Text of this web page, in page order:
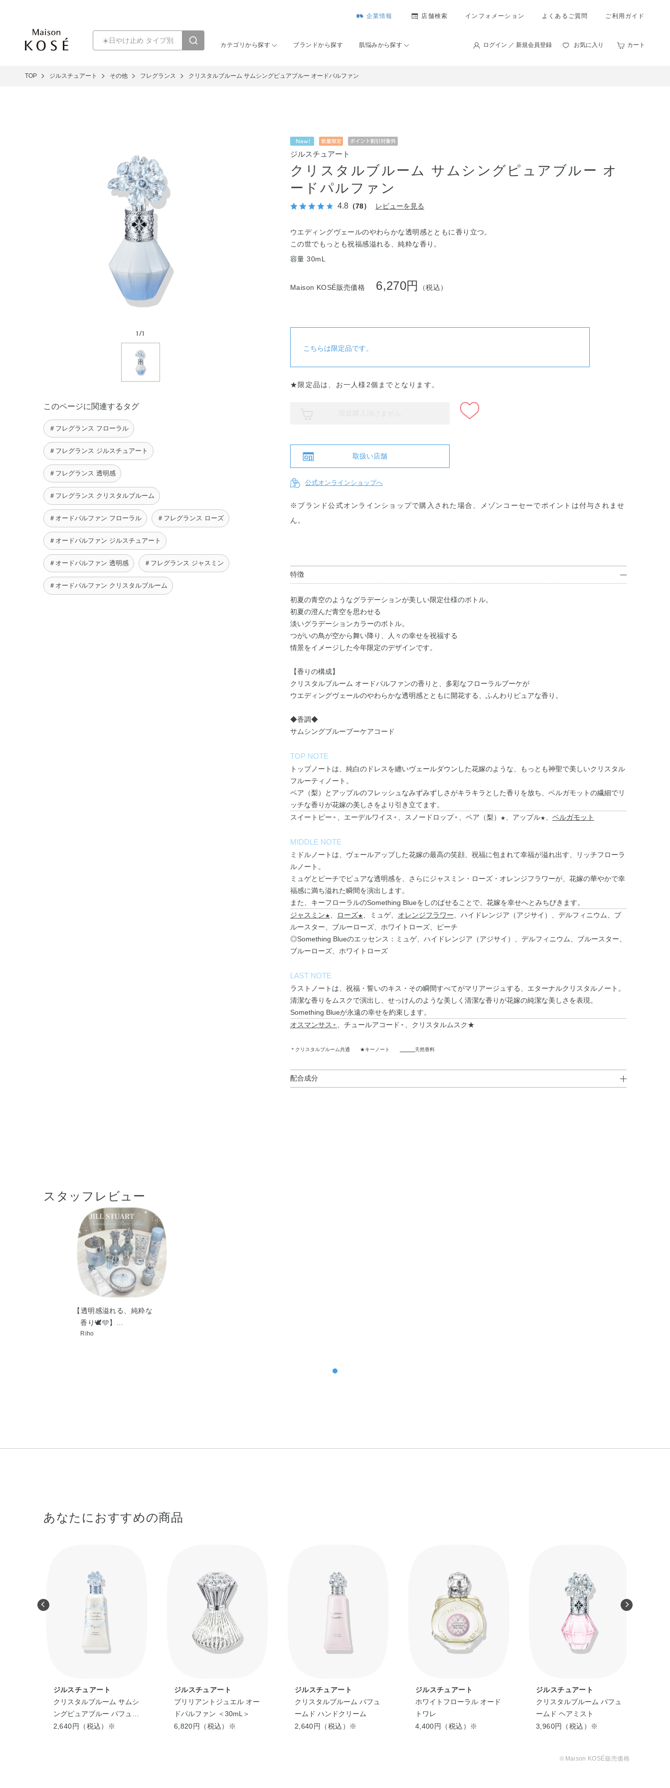
企業情報 店舗検索 インフォメーション よくあるご質問 ご利用ガイド
カテゴリから探す ブランドから探す 肌悩みから探す ログイン ／ 新規会員登録 お気に入り カート
TOP ジルスチュアート その他 フレグランス クリスタルブルーム サムシングピュアブルー オードパルファン
1 /1
このページに関連するタグ
＃フレグランス フローラル
＃フレグランス ジルスチュアート
＃フレグランス 透明感
＃フレグランス クリスタルブルーム
＃オードパルファン フローラル ＃フレグランス ローズ
＃オードパルファン ジルスチュアート
＃オードパルファン 透明感 ＃フレグランス ジャスミン
＃オードパルファン クリスタルブルーム
ジルスチュアート
クリスタルブルーム サムシングピュアブルー オ
ードパルファン
4.8 （78） レビューを見る
ウエディングヴェールのやわらかな透明感とともに香り立つ。
この世でもっとも祝福感溢れる、純粋な香り。
容量 30mL
Maison KOSÉ販売価格 6,270円 （税込）
こちらは限定品です。
★限定品は、お一人様2個までとなります。
取扱い店舗
公式オンラインショップへ
※ブランド公式オンラインショップで購入された場合、メゾンコーセーでポイントは付与されませ
ん。
特徴
初夏の青空のようなグラデーションが美しい限定仕様のボトル。
初夏の澄んだ青空を思わせる
淡いグラデーションカラーのボトル。
つがいの鳥が空から舞い降り、人々の幸せを祝福する
情景をイメージした今年限定のデザインです。
【香りの構成】
クリスタルブルーム オードパルファンの香りと、多彩なフローラルブーケが
ウエディングヴェールのやわらかな透明感とともに開花する、ふんわりピュアな香り。
◆香調◆
サムシングブルーブーケアコード
TOP NOTE
トップノートは、純白のドレスを纏いヴェールダウンした花嫁のような、もっとも神聖で美しいクリスタル
フルーティノート。
ペア（梨）とアップルのフレッシュなみずみずしさがキラキラとした香りを放ち、ベルガモットの繊細でリ
ッチな香りが花嫁の美しさをより引き立てます。
スイートピー ＊ 、エーデルワイス ＊ 、スノードロップ ＊ 、ペア（梨） ★ 、アップル★ ベルガモット
MIDDLE NOTE
ミドルノートは、ヴェールアップした花嫁の最高の笑顔、祝福に包まれて幸福が溢れ出す、リッチフローラ
ルノート。
ミュゲとピーチでピュアな透明感を、さらにジャスミン・ローズ・オレンジフラワーが、花嫁の華やかで幸
福感に満ち溢れた瞬間を演出します。
また、キーフローラルのSomething Blueをしのばせることで、花嫁を幸せへとみちびきます。
ジャスミン★ ローズ★ 、ミュゲ、 オレンジフラワー 、ハイドレンジア（アジサイ）、デルフィニウム、ブ
ルースター、ブルーローズ、ホワイトローズ、ピーチ
◎Something Blueのエッセンス：ミュゲ、ハイドレンジア（アジサイ）、デルフィニウム、ブルースター、
ブルーローズ、ホワイトローズ
LAST NOTE
ラストノートは、祝福・誓いのキス・その瞬間すべてがマリアージュする、エターナルクリスタルノート。
清潔な香りをムスクで演出し、せっけんのような美しく清潔な香りが花嫁の純潔な美しさを表現。
Something Blueが永遠の幸せを約束します。
オスマンサス ＊ 、チュールアコード ＊ 、クリスタルムスク★
＊クリスタルブルーム共通 ★キーノート 天然香料
配合成分
スタッフレビュー
【透明感溢れる、純粋な
香り🕊️🩵】…
Riho
あなたにおすすめの商品
ジルスチュアート
クリスタルブルーム サムシ
ングピュアブルー パフュー
ムド ハンド エッセンス
2,640円（税込）※
ジルスチュアート
ブリリアントジュエル オー
ドパルファン ＜30mL＞
6,820円（税込）※
ジルスチュアート
クリスタルブルーム パフュ
ームド ハンドクリーム
2,640円（税込）※
ジルスチュアート
ホワイトフローラル オード
トワレ
4,400円（税込）※
ジルスチュアート
クリスタルブルーム パフュ
ームド ヘアミスト
3,960円（税込）※
※Maison KOSÉ販売価格